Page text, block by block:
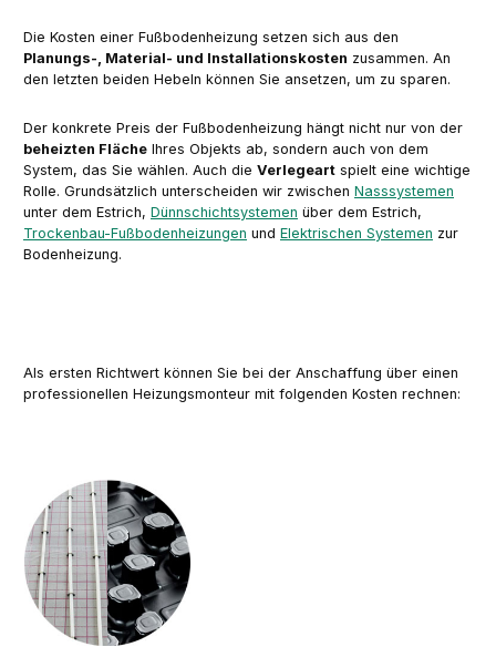
Die Kosten einer Fußbodenheizung setzen sich aus den
Planungs-, Material- und Installationskosten zusammen. An
den letzten beiden Hebeln können Sie ansetzen, um zu sparen.
Der konkrete Preis der Fußbodenheizung hängt nicht nur von der
beheizten Fläche Ihres Objekts ab, sondern auch von dem
System, das Sie wählen. Auch die Verlegeart spielt eine wichtige
Rolle. Grundsätzlich unterscheiden wir zwischen Nasssystemen
unter dem Estrich, Dünnschichtsystemen über dem Estrich,
Trockenbau-Fußbodenheizungen und Elektrischen Systemen zur
Bodenheizung.
Als ersten Richtwert können Sie bei der Anschaffung über einen
professionellen Heizungsmonteur mit folgenden Kosten rechnen: